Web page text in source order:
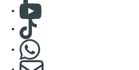
Consulter Youtube
Consulter TikTok
S'abonner à notre newsletter